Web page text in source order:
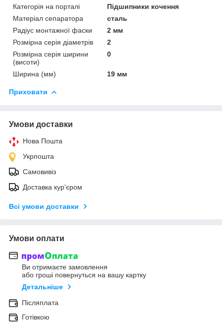
Категорія на порталі
Підшипники кочення
Матеріал сепаратора
сталь
Радіус монтажної фаски
2 мм
Розмірна серія діаметрів
2
Розмірна серія ширини
(висоти)
0
Ширина (мм) 19 мм
Приховати
Умови доставки
Нова Пошта
Укрпошта
Самовивіз
Доставка кур'єром
Всі умови доставки
Умови оплати
Ви отримаєте замовлення
або гроші повернуться на вашу картку
Детальніше
Післяплата
Готівкою